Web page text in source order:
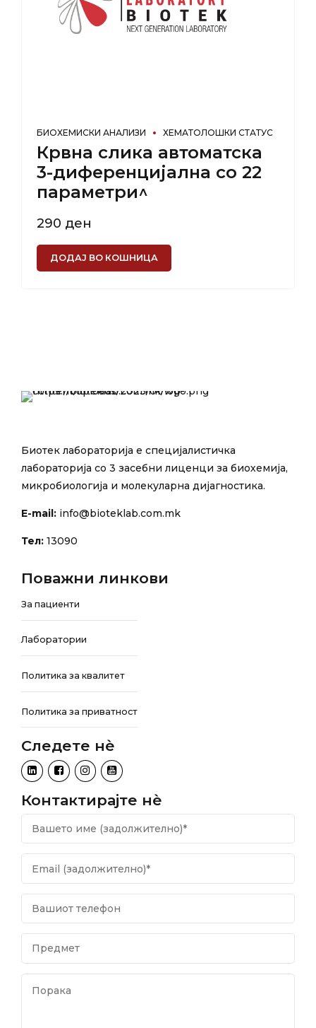
БИОХЕМИСКИ АНАЛИЗИ ХЕМАТОЛОШКИ СТАТУС
Крвна слика автоматска
3-диференцијална со 22
параметри^
290 ден
ДОДАЈ ВО КОШНИЦА
Биотек лабораторија е специјалистичка
лабораторија со 3 засебни лиценци за биохемија,
микробиологија и молекуларна дијагностика.
E-mail: info@bioteklab.com.mk
Тел: 13090
Поважни линкови
За пациенти
Лаборатории
Политика за квалитет
Политика за приватност
Следете нѐ
Контактирајте нѐ